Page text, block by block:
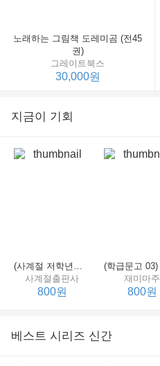
노래하는 그림책 도레미곰 (전45
권)
그레이트북스
30,000원
지금이 기회
(사계절 저학년문고 21) 선생님은 모르는 게 너무 많아
사계절출판사
800원
재미마주
800원
베스트 시리즈 신간